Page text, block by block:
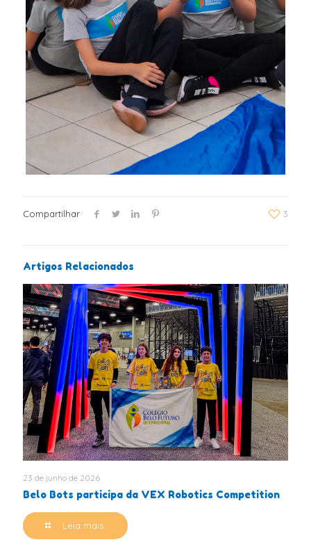
Compartilhar 3
Artigos Relacionados
23 de junho de 2026
Belo Bots participa da VEX Robotics Competition
Leia mais